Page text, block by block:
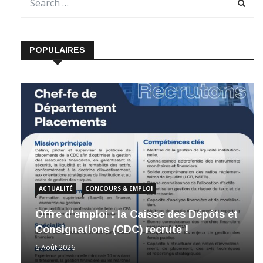
POPULAIRES
ACTUALITÉ CONCOURS & EMPLOI
Offre d’emploi : la Caisse des Dépôts et
Consignations (CDC) recrute !
6 Août 2026